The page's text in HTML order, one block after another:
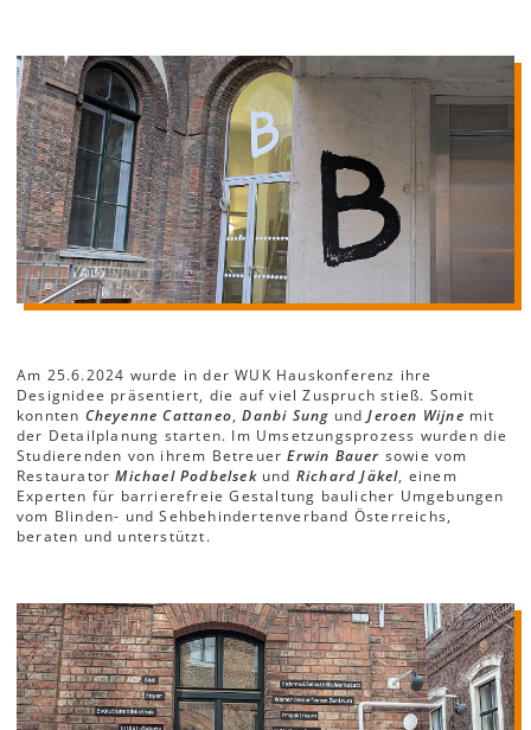
Am 25.6.2024 wurde in der WUK Hauskonferenz ihre
Designidee präsentiert, die auf viel Zuspruch stieß. Somit
konnten Cheyenne Cattaneo,Danbi Sung undJeroen Wijne mit
der Detailplanung starten. Im Umsetzungsprozess wurden die
Studierenden von ihrem BetreuerErwin Bauer sowie vom
RestauratorMichael Podbelsekund Richard Jäkel, einem
Experten für barrierefreie Gestaltung baulicher Umgebungen
vom Blinden- und Sehbehindertenverband Österreichs,
beraten und unterstützt.